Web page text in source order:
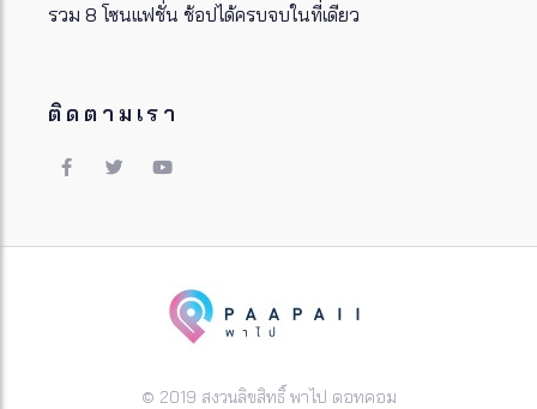
รวม 8 โซนแฟชั่น ช้อปได้ครบจบในที่เดียว
ติดตามเรา
© 2019 สงวนลิขสิทธิ์ พาไป ดอทคอม